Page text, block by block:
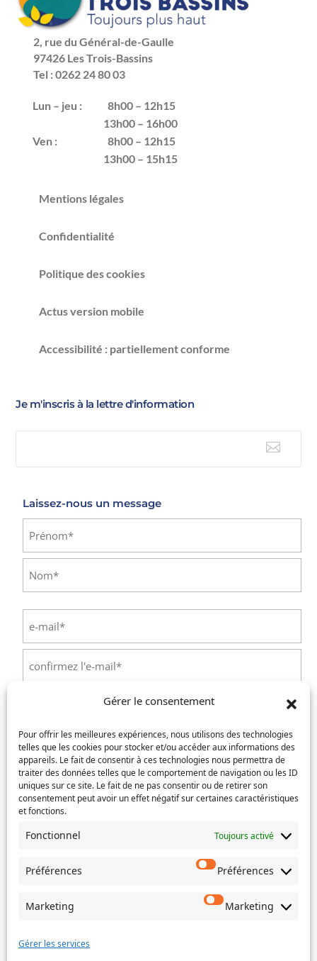
Gérer le consentement
Pour offrir les meilleures expériences, nous utilisons des technologies
telles que les cookies pour stocker et/ou accéder aux informations des
appareils. Le fait de consentir à ces technologies nous permettra de
traiter des données telles que le comportement de navigation ou les ID
uniques sur ce site. Le fait de ne pas consentir ou de retirer son
consentement peut avoir un effet négatif sur certaines caractéristiques
et fonctions.
Fonctionnel Toujours activé
Préférences Préférences
Marketing Marketing
Gérer les services
2, rue du Général-de-Gaulle
97426 Les Trois-Bassins
Tel : 0262 24 80 03
Lun – jeu :
8h00 – 12h15
13h00 – 16h00
Ven :
8h00 – 12h15
13h00 – 15h15
Mentions légales
Confidentialité
Politique des cookies
Actus version mobile
Accessibilité : partiellement conforme
Je m'inscris à la lettre d'information

Laissez-nous un message
Prénom
mail(Nécessaire)
Saisissez
un
e-
(Nécessaire)
Service concerné(Nécessaire)
Si votre demande concerne des actes de naissance et/ou
de mariage, choisissez l'Etat-Civil comme service
Objet
Message